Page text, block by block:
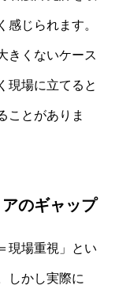
感じられます。
きくないケース
現場に立てると
ことがありま
のギャップ
現場重視」とい
しかし実際に